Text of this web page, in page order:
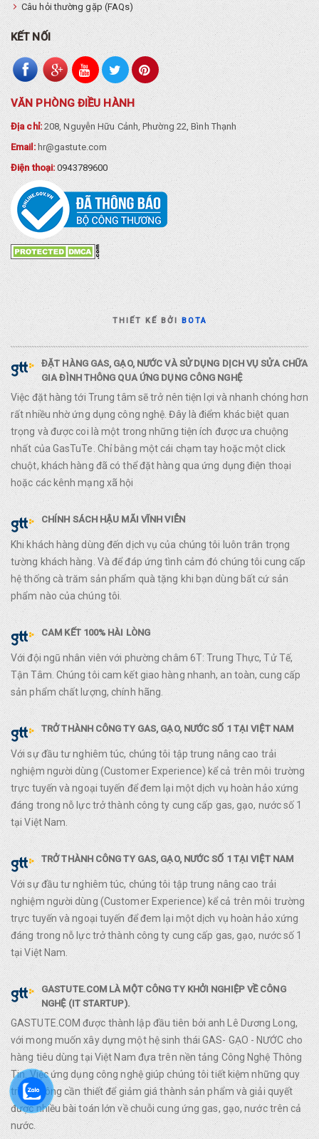
Câu hỏi thường gặp (FAQs)
KẾT NỐI
VĂN PHÒNG ĐIỀU HÀNH
Địa chỉ:208, Nguyễn Hữu Cảnh, Phường 22, Bình Thạnh
Email: hr@gastute.com
Điện thoại:0943789600
THIẾT KẾ BỞIBOTA
ĐẶT HÀNG GAS, GẠO, NƯỚC VÀ SỬ DỤNG DỊCH VỤ SỬA CHỮA
GIA ĐÌNH THÔNG QUA ỨNG DỤNG CÔNG NGHỆ
Việc đặt hàng tới Trung tâm sẽ trở nên tiện lợi và nhanh chóng hơn
rất nhiều nhờ ứng dụng công nghệ. Đây là điểm khác biệt quan
trọng và được coi là một trong những tiện ích được ưa chuộng
nhất của GasTuTe. Chỉ bằng một cái chạm tay hoặc một click
chuột, khách hàng đã có thể đặt hàng qua ứng dụng điện thoại
hoặc các kênh mạng xã hội
CHÍNH SÁCH HẬU MÃI VĨNH VIỄN
Khi khách hàng dùng đến dịch vụ của chúng tôi luôn trân trọng
tường khách hàng. Và để đáp ứng tình cảm đó chúng tôi cung cấp
hệ thống cà trăm sản phẩm quà tặng khi bạn dùng bất cứ sản
phẩm nào của chúng tôi.
CAM KẾT 100% HÀI LÒNG
Với đội ngũ nhân viên với phường châm 6T: Trung Thực, Tử Tế,
Tận Tâm. Chúng tôi cam kết giao hàng nhanh, an toàn, cung cấp
sản phẩm chất lượng, chính hãng.
TRỞ THÀNH CÔNG TY GAS, GẠO, NƯỚC SỐ 1 TẠI VIỆT NAM
Với sự đầu tư nghiêm túc, chúng tôi tập trung nâng cao trải
nghiệm người dùng (Customer Experience) kể cả trên môi trường
trực tuyến và ngoại tuyến để đem lại một dịch vụ hoàn hảo xứng
đáng trong nỗ lực trở thành công ty cung cấp gas, gạo, nước số 1
tại Việt Nam.
TRỞ THÀNH CÔNG TY GAS, GẠO, NƯỚC SỐ 1 TẠI VIỆT NAM
Với sự đầu tư nghiêm túc, chúng tôi tập trung nâng cao trải
nghiệm người dùng (Customer Experience) kể cả trên môi trường
trực tuyến và ngoại tuyến để đem lại một dịch vụ hoàn hảo xứng
đáng trong nỗ lực trở thành công ty cung cấp gas, gạo, nước số 1
tại Việt Nam.
GASTUTE.COM LÀ MỘT CÔNG TY KHỞI NGHIỆP VỀ CÔNG
NGHỆ (IT STARTUP).
GASTUTE.COM được thành lập đầu tiên bởi anh Lê Dương Long,
với mong muốn xây dựng một hệ sinh thái GAS- GẠO - NƯỚC cho
hàng tiêu dùng tại Việt Nam đựa trên nền tảng Công Nghệ Thông
Tin. Việc ứng dụng công nghệ giúp chúng tôi tiết kiệm những quy
trình không cần thiết để giảm giá thành sản phẩm và giải quyết
được nhiều bài toán lớn về chuỗi cung ứng gas, gạo, nước trên cả
nước.